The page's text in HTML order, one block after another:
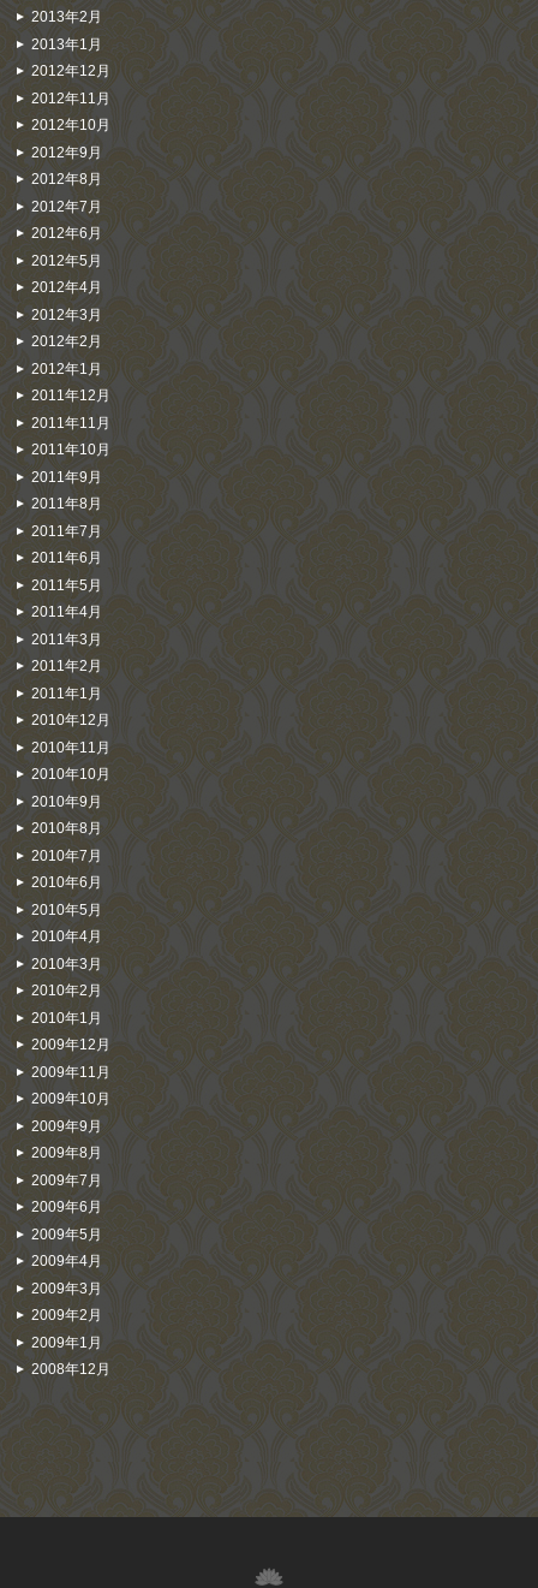
2013年2月
2013年1月
2012年12月
2012年11月
2012年10月
2012年9月
2012年8月
2012年7月
2012年6月
2012年5月
2012年4月
2012年3月
2012年2月
2012年1月
2011年12月
2011年11月
2011年10月
2011年9月
2011年8月
2011年7月
2011年6月
2011年5月
2011年4月
2011年3月
2011年2月
2011年1月
2010年12月
2010年11月
2010年10月
2010年9月
2010年8月
2010年7月
2010年6月
2010年5月
2010年4月
2010年3月
2010年2月
2010年1月
2009年12月
2009年11月
2009年10月
2009年9月
2009年8月
2009年7月
2009年6月
2009年5月
2009年4月
2009年3月
2009年2月
2009年1月
2008年12月